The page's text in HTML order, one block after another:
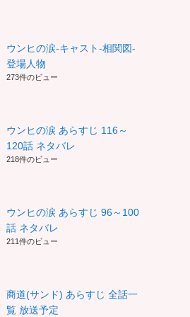
ウンヒの涙-キャスト-相関図-
登場人物
273件のビュー
ウンヒの涙 あらすじ 116～
120話 ネタバレ
218件のビュー
ウンヒの涙 あらすじ 96～100
話 ネタバレ
211件のビュー
商道(サンド) あらすじ 全話一
覧 放送予定